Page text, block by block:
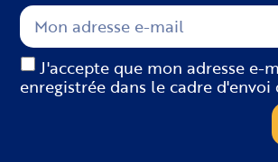
J'accepte que mon adresse e-
enregistrée dans le cadre d'envoi